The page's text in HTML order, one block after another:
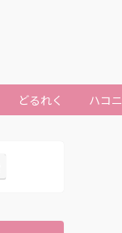
どるれく ハコ